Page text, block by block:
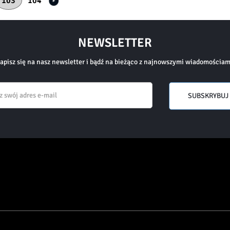
strona
NEWSLETTER
się na nasz newsletter i bądź na bieżąco z najnowszymi
SUBSKRYBUJ